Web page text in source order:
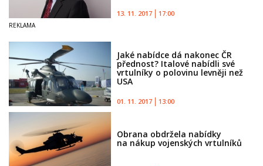
13. 11. 2017 17:00
Jaké nabídce dá nakonec ČR
přednost? Italové nabídli své
vrtulníky o polovinu levněji než
USA
01. 11. 2017 13:00
Obrana obdržela nabídky
na nákup vojenských vrtulníků